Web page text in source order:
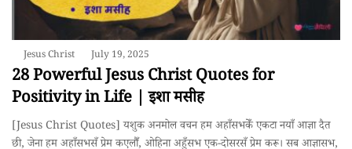
Jesus Christ July 19, 2025
28 Powerful Jesus Christ Quotes for
Positivity in Life | इशा मसीह
[Jesus Christ Quotes] यशुक अनमोल वचन हम अहाँसभकेँ एकटा नयाँ आज्ञा दैत
छी, जेना हम अहाँसभसँ प्रेम कएलौँ, ओहिना अहुँसभ एक-दोसरसँ प्रेम करू। सब आज्ञासभ,